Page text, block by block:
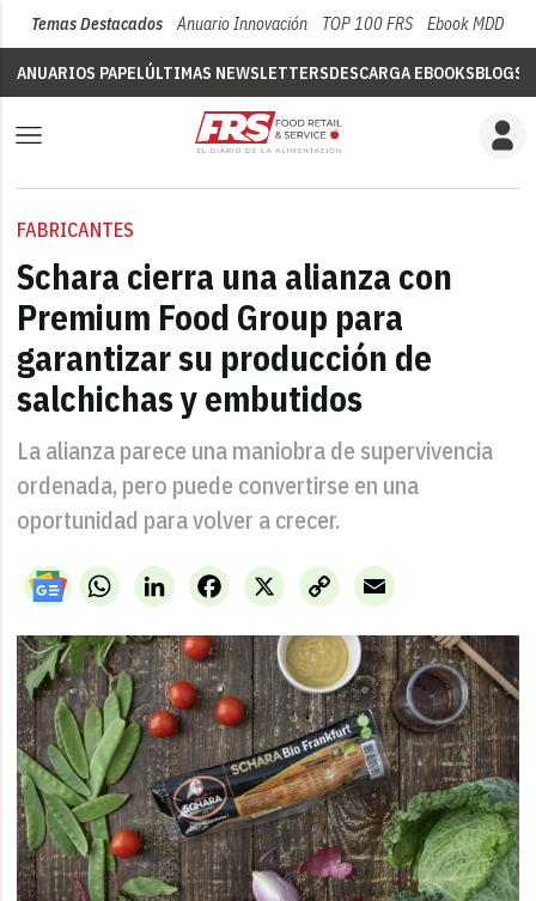
Temas Destacados Anuario Innovación TOP 100 FRS Ebook MDD
ANUARIOS PAPELÚLTIMAS NEWSLETTERSDESCARGA EBOOKSBLOGS
FABRICANTES
Schara cierra una alianza con
Premium Food Group para
garantizar su producción de
salchichas y embutidos
La alianza parece una maniobra de supervivencia
ordenada, pero puede convertirse en una
oportunidad para volver a crecer.
WhatsAppLinkedIn X
Facebook
Copy
Link
Email